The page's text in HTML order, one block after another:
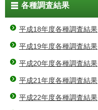
各種調査結果
平成18年度各種調査結果
平成19年度各種調査結果
平成20年度各種調査結果
平成21年度各種調査結果
平成22年度各種調査結果